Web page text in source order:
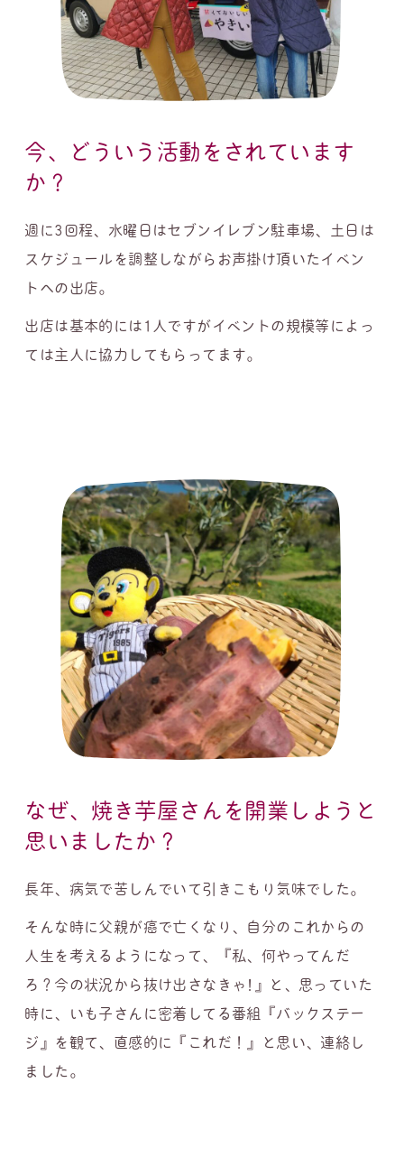
今、どういう活動をされています
か？
週に3回程、水曜日はセブンイレブン駐車場、土日は
スケジュールを調整しながらお声掛け頂いたイベン
トへの出店。
出店は基本的には1人ですがイベントの規模等によっ
ては主人に協力してもらってます。
なぜ、焼き芋屋さんを開業しようと
思いましたか？
長年、病気で苦しんでいて引きこもり気味でした。
そんな時に父親が癌で亡くなり、自分のこれからの
人生を考えるようになって、『私、何やってんだ
ろ？今の状況から抜け出さなきゃ!』と、思っていた
時に、いも子さんに密着してる番組『バックステー
ジ』を観て、直感的に『これだ！』と思い、連絡し
ました。